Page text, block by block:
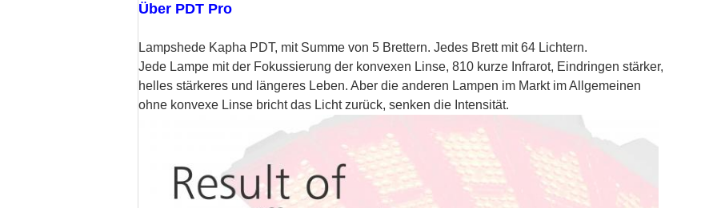
Über PDT Pro
Lampshede Kapha PDT, mit Summe von 5 Brettern. Jedes Brett mit 64 Lichtern.
Jede Lampe mit der Fokussierung der konvexen Linse, 810 kurze Infrarot, Eindringen stärker,
helles stärkeres und längeres Leben. Aber die anderen Lampen im Markt im Allgemeinen
ohne konvexe Linse bricht das Licht zurück, senken die Intensität.